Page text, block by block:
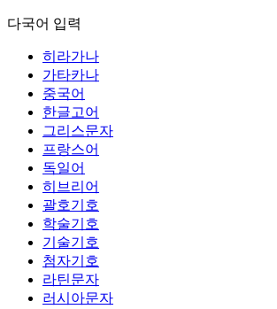
다국어 입력
히라가나
가타카나
중국어
한글고어
그리스문자
프랑스어
독일어
히브리어
괄호기호
학술기호
기술기호
첨자기호
라틴문자
러시아문자